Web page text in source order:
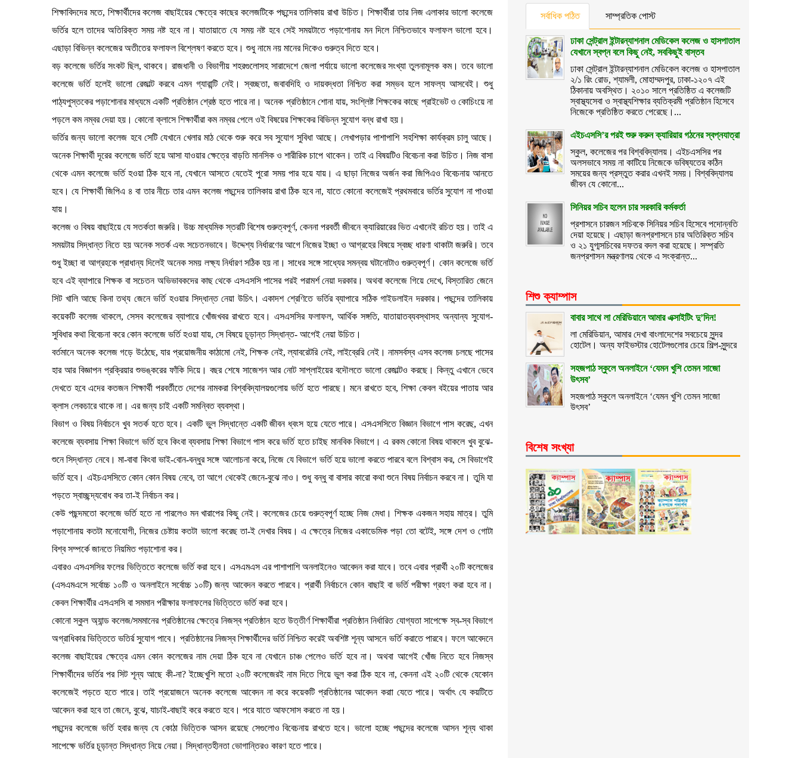
শিক্ষাবিদদের মতে, শিক্ষার্থীদের কলেজ বাছাইয়ের ক্ষেত্রে কাছের কলেজটিকে পছন্দের তালিকায় রাখা উচিত। শিক্ষার্থীরা তার নিজ এলাকার ভালো কলেজে
ভর্তির হলে তাদের অতিরিক্ত সময় নষ্ট হবে না। যাতায়াতে যে সময় নষ্ট হবে সেই সময়টাতে পড়াশোনায় মন দিলে নিশ্চিতভাবে ফলাফল ভালো হবে।
এছাড়া বিভিন্ন কলেজের অতীতের ফলাফল বিশ্লেষণ করতে হবে। শুধু নামে নয় মানের দিকেও গুরুত্ব দিতে হবে।
বড় কলেজে ভর্তির সংকট ছিল, থাকবে। রাজধানী ও বিভাগীয় শহরগুলোসহ সারাদেশে জেলা পর্যায়ে ভালো কলেজের সংখ্যা তুলনামূলক কম। তবে ভালো
কলেজে ভর্তি হলেই ভালো রেজাল্ট করবে এমন গ্যারান্টি নেই। স্বচ্ছতা, জবাবদিহি ও দায়বদ্ধতা নিশ্চিত করা সম্ভব হলে সাফল্য আসবেই। শুধু
পাঠ্যপুস্তকের পড়াশোনার মাধ্যমে একটি প্রতিষ্ঠান শ্রেষ্ঠ হতে পারে না। অনেক প্রতিষ্ঠানে শোনা যায়, সংশ্লিষ্ট শিক্ষকের কাছে প্রাইভেট ও কোচিংয়ে না
পড়লে কম নম্বর দেয়া হয়। কোনো ক্লাসে শিক্ষার্থীরা কম নম্বর পেলে ওই বিষয়ের শিক্ষকের বিভিন্ন সুযোগ বন্ধ রাখা হয়।
ভর্তির জন্য ভালো কলেজ হবে সেটি যেখানে খেলার মাঠ থেকে শুরু করে সব সুযোগ সুবিধা আছে। লেখাপড়ার পাশাপাশি সহশিক্ষা কার্যক্রম চালু আছে।
অনেক শিক্ষার্থী দূরের কলেজে ভর্তি হয়ে আসা যাওয়ার ক্ষেত্রে বাড়তি মানসিক ও শারীরিক চাপে থাকেন। তাই এ বিষয়টিও বিবেচনা করা উচিত। নিজ বাসা
থেকে এমন কলেজে ভর্তি হওয়া ঠিক হবে না, যেখানে আসতে যেতেই পুরো সময় পার হয়ে যায়। এ ছাড়া নিজের অর্জন করা জিপিএও বিবেচনায় আনতে
হবে। যে শিক্ষার্থী জিপিএ ৪ বা তার নীচে তার এমন কলেজ পছন্দের তালিকায় রাখা ঠিক হবে না, যাতে কোনো কলেজেই প্রথমবারে ভর্তির সুযোগ না পাওয়া
যায়।
কলেজ ও বিষয় বাছাইয়ে যে সতর্কতা জরুরি। উচ্চ মাধ্যমিক স্তরটি বিশেষ গুরুত্বপূর্ণ, কেননা পরবর্তী জীবনে ক্যারিয়ারের ভিত এখানেই রচিত হয়। তাই এ
সময়টায় সিদ্ধান্ত নিতে হয় অনেক সতর্ক এবং সচেতনভাবে। উদ্দেশ্য নির্ধারণের আগে নিজের ইচ্ছা ও আগ্রহের বিষয়ে স্বচ্ছ ধারণা থাকাটা জরুরি। তবে
শুধু ইচ্ছা বা আগ্রহকে প্রাধান্য দিলেই অনেক সময় লক্ষ্য নির্ধারণ সঠিক হয় না। সাধের সঙ্গে সাধ্যের সমন্বয় ঘটানোটাও গুরুত্বপূর্ণ। কোন কলেজে ভর্তি
হবে এই ব্যাপারে শিক্ষক বা সচেতন অভিভাবকদের কাছ থেকে এসএসসি পাসের পরই পরামর্শ নেয়া দরকার। অথবা কলেজে গিয়ে দেখে, বিস্তারিত জেনে
সিট খালি আছে কিনা তথ্য জেনে ভর্তি হওয়ার সিদ্ধান্ত নেয়া উচিৎ। একাদশ শ্রেণিতে ভর্তির ব্যাপারে সঠিক গাইডলাইন দরকার। পছন্দের তালিকায়
কয়েকটি কলেজ থাকলে, সেসব কলেজের ব্যাপারে খোঁজখবর রাখতে হবে। এসএসসির ফলাফল, আর্থিক সঙ্গতি, যাতায়াতব্যবস্থাসহ অন্যান্য সুযোগ-
সুবিধার কথা বিবেচনা করে কোন কলেজে ভর্তি হওয়া যায়, সে বিষয়ে চূড়ান্ত সিদ্ধান্ত- আগেই নেয়া উচিত।
বর্তমানে অনেক কলেজ গড়ে উঠেছে, যার প্রয়োজনীয় কাঠামো নেই, শিক্ষক নেই, ল্যাবরেটরি নেই, লাইব্রেরি নেই। নামসর্বস্ব এসব কলেজ চলছে পাসের
হার আর বিজ্ঞাপন প্রক্রিয়ার শুভঙ্করের ফাঁকি দিয়ে। বছর শেষে সাজেশন আর নোট সাপ্লাইয়ের বদৌলতে ভালো রেজাল্টও করছে। কিন্তু এখানে ভেবে
দেখতে হবে এদের কতজন শিক্ষার্থী পরবর্তীতে দেশের নামকরা বিশ্ববিদ্যালয়গুলোয় ভর্তি হতে পারছে। মনে রাখতে হবে, শিক্ষা কেবল বইয়ের পাতায় আর
ক্লাস লেকচারে থাকে না। এর জন্য চাই একটি সমন্বিত ব্যবস্থা।
বিভাগ ও বিষয় নির্বাচনে খুব সতর্ক হতে হবে। একটি ভুল সিদ্ধান্তে একটি জীবন ধ্বংস হয়ে যেতে পারে। এসএসসিতে বিজ্ঞান বিভাগে পাস করেছ, এখন
কলেজে ব্যবসায় শিক্ষা বিভাগে ভর্তি হবে কিংবা ব্যবসায় শিক্ষা বিভাগে পাস করে ভর্তি হতে চাইছ মানবিক বিভাগে। এ রকম কোনো বিষয় থাকলে খুব বুঝে-
শুনে সিদ্ধান্ত নেবে। মা-বাবা কিংবা ভাই-বোন-বন্ধুর সঙ্গে আলোচনা করে, নিজে যে বিভাগে ভর্তি হয়ে ভালো করতে পারবে বলে বিশ্বাস কর, সে বিভাগেই
ভর্তি হবে। এইচএসসিতে কোন কোন বিষয় নেবে, তা আগে থেকেই জেনে-বুঝে নাও। শুধু বন্ধু বা বাসার কারো কথা শুনে বিষয় নির্বাচন করবে না। তুমি যা
পড়তে স্বাচ্ছন্দ্যবোধ কর তা-ই নির্বাচন কর।
কেউ পছন্দমতো কলেজে ভর্তি হতে না পারলেও মন খারাপের কিছু নেই। কলেজের চেয়ে গুরুত্বপূর্ণ হচ্ছে নিজ মেধা। শিক্ষক একজন সহায় মাত্র। তুমি
পড়াশোনায় কতটা মনোযোগী, নিজের চেষ্টায় কতটা ভালো করেছ তা-ই দেখার বিষয়। এ ক্ষেত্রে নিজের একাডেমিক পড়া তো বটেই, সঙ্গে দেশ ও গোটা
বিশ্ব সম্পর্কে জানতে নিয়মিত পড়াশোনা কর।
এবারও এসএসসির ফলের ভিত্তিতে কলেজে ভর্তি করা হবে। এসএমএস এর পাশাপাশি অনলাইনেও আবেদন করা যাবে। তবে এবার প্রার্থী ২০টি কলেজের
(এসএমএসে সর্বোচ্চ ১০টি ও অনলাইনে সর্বোচ্চ ১০টি) জন্য আবেদন করতে পারবে। প্রার্থী নির্বাচনে কোন বাছাই বা ভর্তি পরীক্ষা গ্রহণ করা হবে না।
কেবল শিক্ষার্থীর এসএসসি বা সমমান পরীক্ষার ফলাফলের ভিত্তিতে ভর্তি করা হবে।
কোনো স্কুল অ্যান্ড কলেজ/সমমানের প্রতিষ্ঠানের ক্ষেত্রে নিজস্ব প্রতিষ্ঠান হতে উত্তীর্ণ শিক্ষার্থীরা প্রতিষ্ঠান নির্ধারিত যোগ্যতা সাপেক্ষে স্ব-স্ব বিভাগে
অগ্রাধিকার ভিত্তিতে ভতির্র সুযোগ পাবে। প্রতিষ্ঠানের নিজস্ব শিক্ষার্থীদের ভর্তি নিশ্চিত করেই অবশিষ্ট শূন্য আসনে ভর্তি করাতে পারবে। ফলে আবেদনে
কলেজ বাছাইয়ের ক্ষেত্রে এমন কোন কলেজের নাম দেয়া ঠিক হবে না যেখানে চাঞ্চ পেলেও ভর্তি হবে না। অথবা আগেই খোঁজ নিতে হবে নিজস্ব
শিক্ষার্থীদের ভর্তির পর সিট শূন্য আছে কী-না? ইচ্ছেখুশি মতো ২০টি কলেজেরই নাম দিতে গিয়ে ভুল করা ঠিক হবে না, কেননা এই ২০টি থেকে যেকোন
কলেজেই পড়তে হতে পারে। তাই প্রয়োজনে অনেক কলেজে আবেদন না করে কয়েকটি প্রতিষ্ঠানের আবেদন করাা যেতে পারে। অর্থাৎ যে কয়টিতে
আবেদন করা হবে তা জেনে, বুঝে, যাচাই-বাছাই করে করতে হবে। পরে যাতে আফসোস করতে না হয়।
পছন্দের কলেজে ভর্তি হবার জন্য যে কোঠা ভিত্তিক আসন রয়েছে সেগুলোও বিবেচনায় রাখতে হবে। ভালো হচ্ছে পছন্দের কলেজে আসন শূন্য থাকা
সাপেক্ষে ভর্তির চূড়ান্ত সিদ্ধান্ত নিয়ে নেয়া। সিদ্ধান্তহীনতা ভোগান্তিরও কারণ হতে পারে।
সর্বাধিক পঠিত সাম্প্রতিক পোস্ট
ঢাকা সেন্ট্রাল ইন্টারন্যাশনাল মেডিকেল কলেজ ও হাসপাতাল
যেখানে স্বপ্ন বলে কিছু নেই, সবকিছুই বাস্তব
ঢাকা সেন্ট্রাল ইন্টারন্যাশনাল মেডিকেল কলেজ ও হাসপাতাল
২/১ রিং রোড, শ্যামলী, মোহাম্মদপুর, ঢাকা-১২০৭ এই
ঠিকানায় অবস্থিত। ২০১০ সালে প্রতিষ্ঠিত এ কলেজটি
স্বাস্থ্যসেবা ও স্বাস্থ্যশিক্ষার ব্যতিক্রমী প্রতিষ্ঠান হিসেবে
নিজেকে প্রতিষ্ঠিত করতে পেরেছে।...
এইচএসসি’র পরই শুরু করুন ক্যারিয়ার গঠনের স্বপ্নযাত্রা
স্কুল, কলেজের পর বিশ্ববিদ্যালয়। এইচএসসির পর
অলসভাবে সময় না কাটিয়ে নিজেকে ভবিষ্যতের কঠিন
সময়ের জন্য প্রস্তুত করার এখনই সময়। বিশ্ববিদ্যালয়
জীবন যে কোনো...
সিনিয়র সচিব হলেন চার সরকারি কর্মকর্তা
প্রশাসনে চারজন সচিবকে সিনিয়র সচিব হিসেবে পদোন্নতি
দেয়া হয়েছে। এছাড়া জনপ্রশাসনে চার অতিরিক্ত সচিব
ও ২১ যুগ্মসচিবের দফতর বদল করা হয়েছে। সম্প্রতি
জনপ্রশাসন মন্ত্রণালয় থেকে এ সংক্রান্ত...
শিশু ক্যাম্পাস
বাবার সাথে লা মেরিডিয়ানে আমার এক্সাইটিং দু’দিন!
লা মেরিডিয়ান, আমার দেখা বাংলাদেশের সবচেয়ে সুন্দর
হোটেল। অন্য ফাইভস্টার হোটেলগুলোর চেয়ে শিল্প-সুন্দরে
সহজপাঠ স্কুলে অনলাইনে ‘যেমন খুশি তেমন সাজো
উৎসব’
সহজপাঠ স্কুলে অনলাইনে ‘যেমন খুশি তেমন সাজো
উৎসব’
বিশেষ সংখ্যা